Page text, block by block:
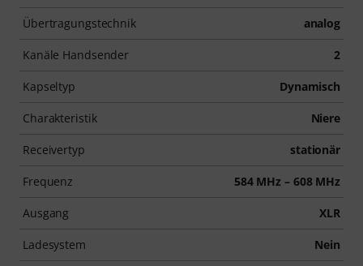
Übertragungstechnik analog
Kanäle Handsender 2
Kapseltyp Dynamisch
Charakteristik Niere
Receivertyp stationär
Frequenz 584 MHz – 608 MHz
Ausgang XLR
Ladesystem Nein